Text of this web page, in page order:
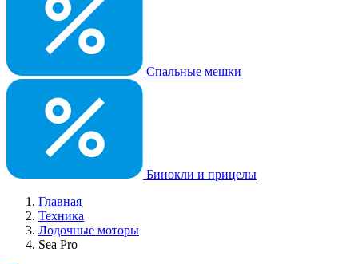
Спальные мешки
Бинокли и прицелы
Главная
Техника
Лодочные моторы
Sea Pro